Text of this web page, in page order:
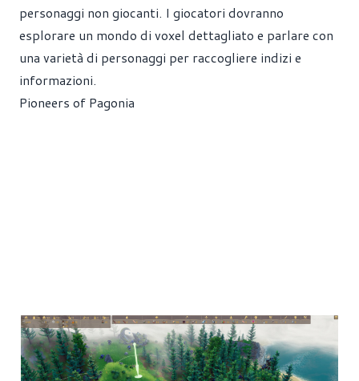
personaggi non giocanti. I giocatori dovranno
esplorare un mondo di voxel dettagliato e parlare con
una varietà di personaggi per raccogliere indizi e
informazioni.
Pioneers of Pagonia